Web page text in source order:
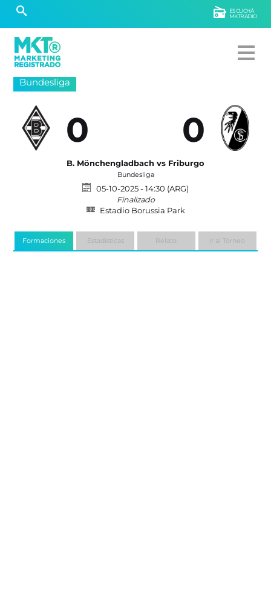
ESCUCHÁ
MKTRADIO
Bundesliga
0 0
B. Mönchengladbach vs Friburgo
Bundesliga
05-10-2025 - 14:30 (ARG)
Finalizado
Estadio Borussia Park
Formaciones Estadísticas Relato Ir al Torneo